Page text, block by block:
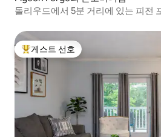
돌리우드에서 5분 거리에 있는 피전
상위 게스트 선호
게스트 선호